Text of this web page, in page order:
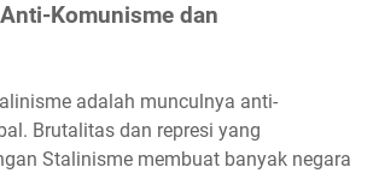
Komunisme dan
adalah munculnya anti-
Brutalitas dan represi yang
Stalinisme membuat banyak negara